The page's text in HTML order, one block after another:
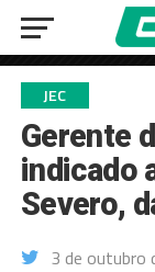
JEC
Gerente
indicado
Severo,
3 de outubro